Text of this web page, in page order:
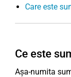
Care este
Ce este
Așa-numita